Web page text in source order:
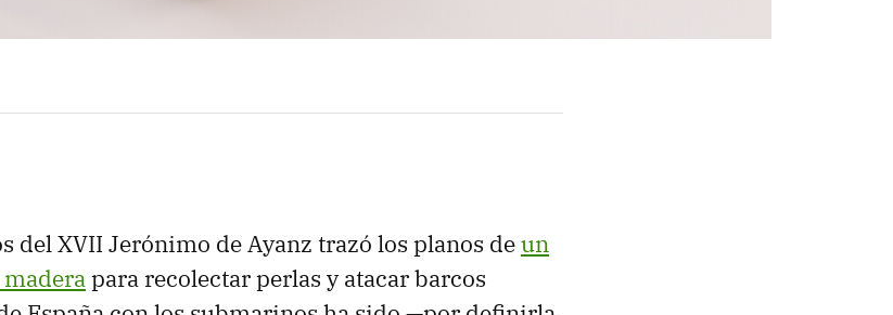
del XVII Jerónimo de Ayanz trazó los planos deun
para recolectar perlas y atacar barcos